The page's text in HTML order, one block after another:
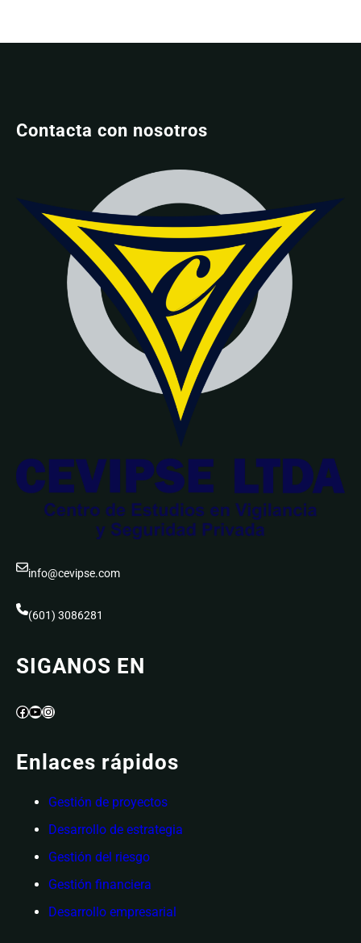
Contacta con nosotros
info@cevipse.com
(601) 3086281
SIGANOS EN
Facebook YouTube Instagram
Enlaces rápidos
Gestión de proyectos
Desarrollo de estrategia
Gestión del riesgo
Gestión financiera
Desarrollo empresarial